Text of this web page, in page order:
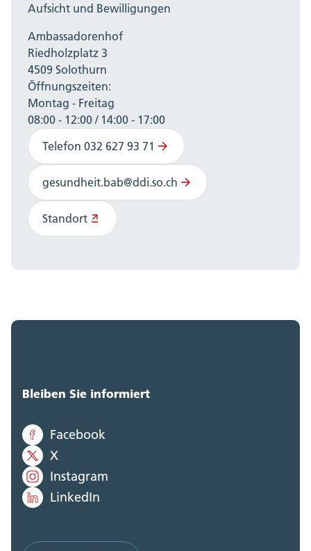
Aufsicht und Bewilligungen
Ambassadorenhof
Riedholzplatz 3
4509 Solothurn
Öffnungszeiten:
Montag - Freitag
08:00 - 12:00 / 14:00 - 17:00
Telefon 032 627 93 71
gesundheit.bab@ddi.so.ch
Standort
Bleiben Sie informiert
Facebook
X
Instagram
LinkedIn